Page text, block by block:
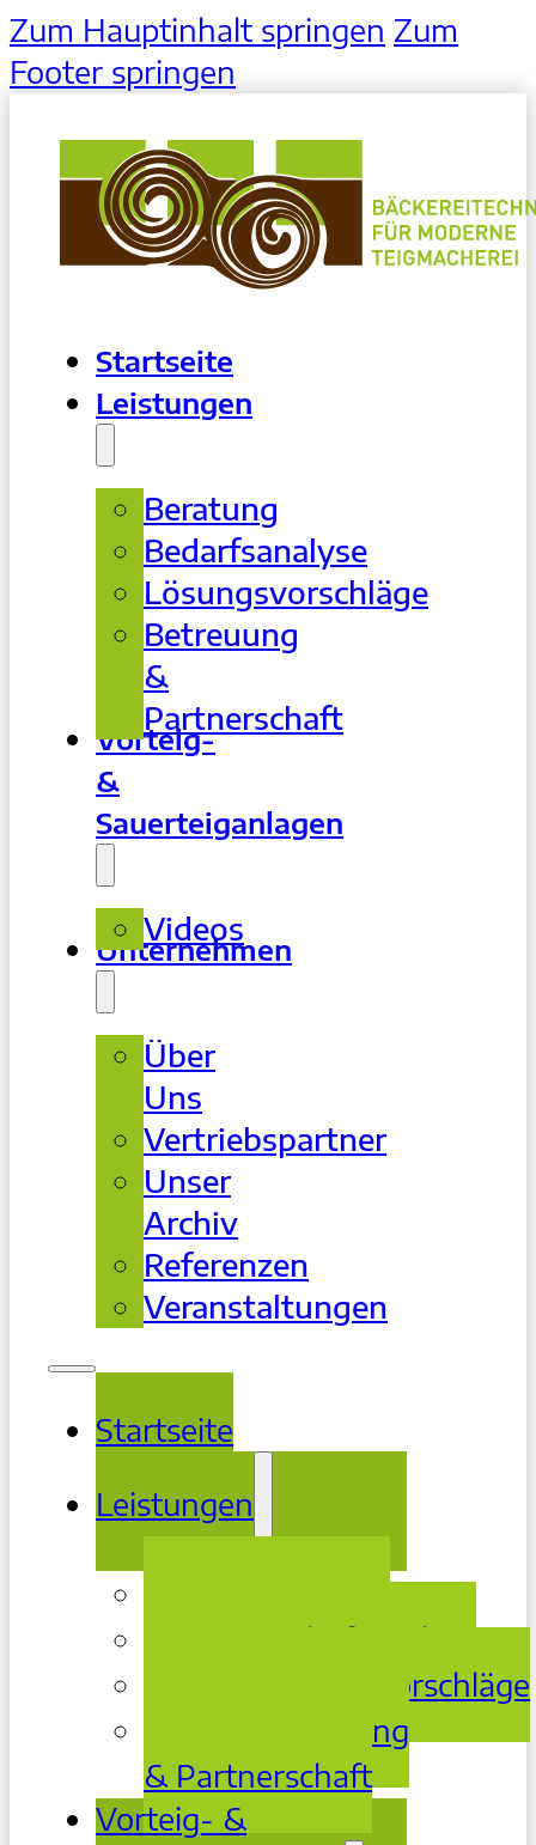
Zum Hauptinhalt springen Zum
Footer springen
Startseite
Leistungen
Beratung
Bedarfsanalyse
Lösungsvorschläge
Betreuung
&
Partnerschaft
Vorteig-
&
Sauerteiganlagen
Videos
Unternehmen
Über
Uns
Vertriebspartner
Unser
Archiv
Referenzen
Veranstaltungen
Startseite
Leistungen
Bedarfsanalyse
Lösungsvorschläge
Betreuung
& Partnerschaft
Vorteig- &